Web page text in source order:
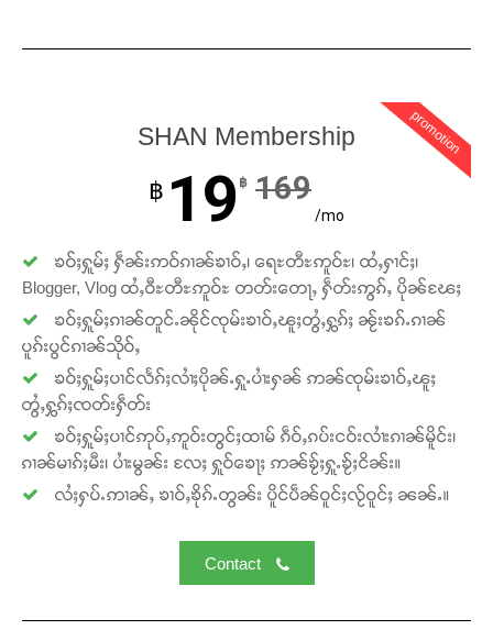
Support SHAN
တႃႇႁႂ်ႈသဵင်ၵၢင်ၸႂ်ၵူၼ်းမိူင်း ၵူႈတီႈၵူႈလႅၼ်ပေႃးတေၸွ
တ်ႇ တူဝ်ႈလုမ်ႈၾႃႉၼၼ်ႉ ၶဝ်ႈႁူမ်ႈၵမ်ႉထႅမ် ၸုမ်းၶၢ
promotion
SHAN Membership
฿ 19 ฿ 169
/mo
ၶဝ်ႈႁူမ်ႈ ႁဵၼ်းဢဝ်ၵၢၼ်ၶၢဝ်ႇ၊ ရေႊတီႊဢူဝ်ႊ၊ ထႆႇႁၢင်ႈ၊
Blogger, Vlog ထႆႇဝီႊတီႊဢူဝ်ႊ တတ်းတေႃႇ ႁဵတ်းဢွၵ်ႇ ပိုၼ်ၽႄႈ
ၶဝ်ႈႁူမ်ႈၵၢၼ်တူင်ႉၼိုင်ၸုမ်းၶၢဝ်ႇၽူႈတွႆႇႁွၵ်ႈ ၼႂ်းၶၵ်ႉၵၢၼ်
ပူၵ်းပွင်ၵၢၼ်သိုဝ်ႇ
ၶဝ်ႈႁူမ်ႈပၢင်လႅၵ်ႈလၢႆႈပိုၼ်ႉႁူႉပၢႆးႁၼ် ဢၼ်ၸုမ်းၶၢဝ်ႇၽူႈ
တွႆႇႁွၵ်ႈၸတ်းႁဵတ်း
ၶဝ်ႈႁူမ်ႈပၢင်ဢုပ်ႇဢူဝ်းတွင်ႈထၢမ် ၵဵဝ်ႇၵပ်းငဝ်းလၢႆးၵၢၼ်မိူင်း၊
ၵၢၼ်မၢၵ်ႈမီး၊ ပၢႆးမွၼ်း လႄႈ ႁူဝ်ၶေႃႈ ဢၼ်ၶႂ်ႈႁူႉၶႂ်ႈငိၼ်း။
လႆႈႁပ်ႉဢၢၼ်ႇ ၶၢဝ်ႇၶိုၵ်ႉတွၼ်း ပိူင်ပဵၼ်ဝူင်ႈလႂ်ဝူင်ႈ ၼၼ်ႉ။
Contact